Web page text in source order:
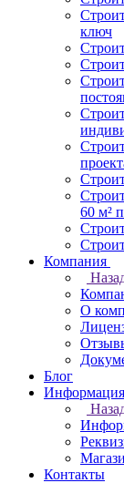
ключ
60 м²
Компания
О
Блог
Информация
Контакты